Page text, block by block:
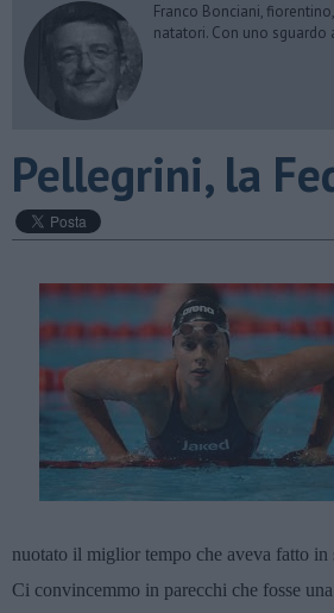
Franco Bonciani,
natatori. Con uno
Pellegrini, la
nuotato il miglior tempo che aveva fatto in
Ci convincemmo in parecchi che fosse